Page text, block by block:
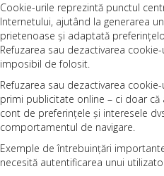
Cookie-urile reprezintă punctul
Internetului, ajutând la generarea
prietenoase și adaptată
Refuzarea sau dezactivarea
imposibil de folosit.
Refuzarea sau dezactivarea
primi publicitate online – ci doar
cont de preferințele și interesele
comportamentul de navigare.
Exemple de întrebuințări
necesită autentificarea unui